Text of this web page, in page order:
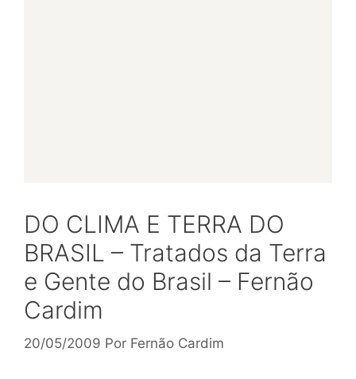
DO CLIMA E TERRA DO
BRASIL – Tratados da Terra
e Gente do Brasil – Fernão
Cardim
20/05/2009 Por Fernão Cardim